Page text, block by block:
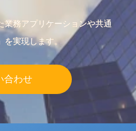
業務アプリケーションや共通
を実現します。
合わせ